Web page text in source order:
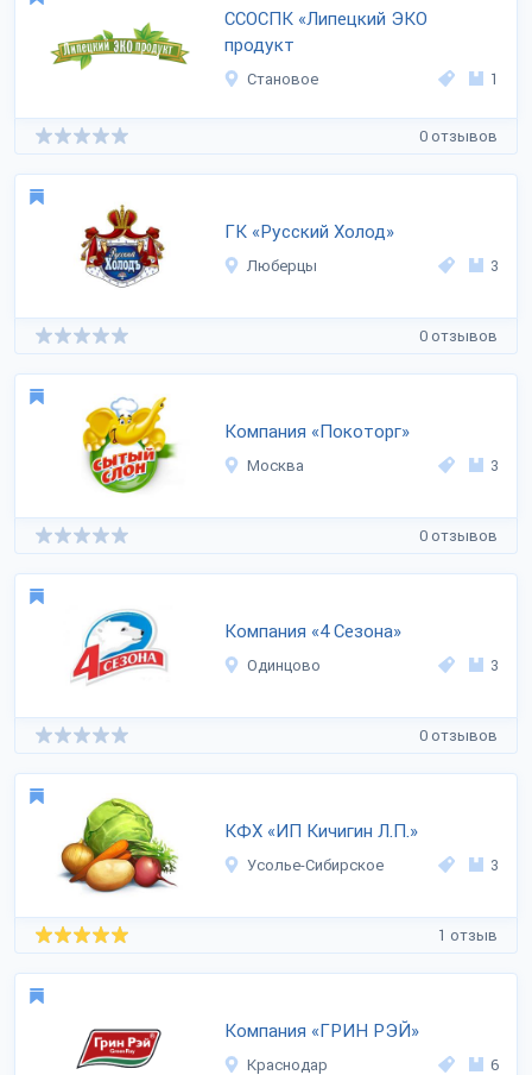
ССОСПК «Липецкий ЭКО
продукт
Становое 1
0 отзывов
ГК «Русский Холод»
Люберцы 3
0 отзывов
Компания «Покоторг»
Москва 3
0 отзывов
Компания «4 Сезона»
Одинцово 3
0 отзывов
КФХ «ИП Кичигин Л.П.»
Усолье-Сибирское 3
1 отзыв
Компания «ГРИН РЭЙ»
Краснодар 6